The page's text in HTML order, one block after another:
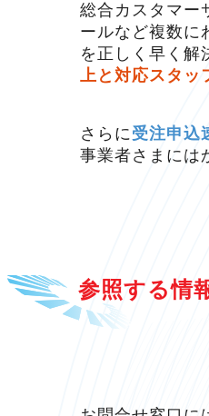
総合カスタマー
ールなど複数に
を正しく早く解
上と対応スタッ
さらに受注申込
事業者さまには
参照する情